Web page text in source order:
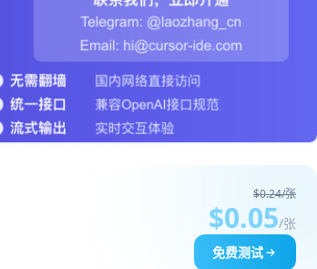
$0.24/张
$0.05/张
免费测试